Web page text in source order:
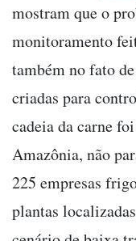
mostram que o
monitoramento
também no fato
criadas para
cadeia da carne
Amazônia, não
225 empresas
plantas